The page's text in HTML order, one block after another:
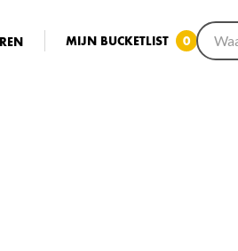
MIJN BUCKETLIST 0